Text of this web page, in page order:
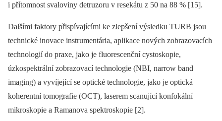
i přítomnost svaloviny detruzoru v resekátu z 50 na 88 % [15].
Dalšími faktory přispívajícími ke zlep­šení výsledku TURB jsou
technické inovace instrumentária, aplikace nových zobrazovacích
technologií do praxe, jako je fluorescenční cystoskopie,
úzkospektrální zobrazovací technologie (NBI, narrow band
imaging) a vyvíjející se optické technologie, jako je optická
koherentní tomografie (OCT), laserem scanující konfokální
mikro­skopie a Ramanova spektroskopie [2].